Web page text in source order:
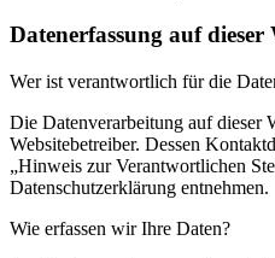
Datenerfassung auf dieser
Wer ist verantwortlich für die
Die Datenverarbeitung auf dieser
Websitebetreiber. Dessen
„Hinweis zur Verantwortlichen
Datenschutzerklärung entnehmen.
Wie erfassen wir Ihre Daten?